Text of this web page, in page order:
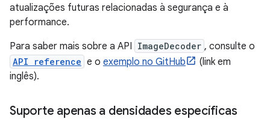
atualizações futuras relacionadas à segurança e à
performance.
Para saber mais sobre a API ImageDecoder , consulte o
API reference e o exemplo no GitHub
(link em
inglês).
Suporte apenas a densidades específicas